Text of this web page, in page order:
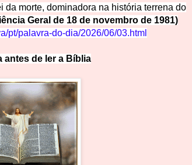
morte, dominadora na história terrena do
Geral de 18 de novembro de 1981)
pt/palavra-do-dia/2026/06/03.html
antes de er a Bíbl ia